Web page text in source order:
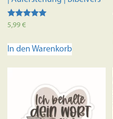
Bewertet mit
5,99€
In den Warenkorb